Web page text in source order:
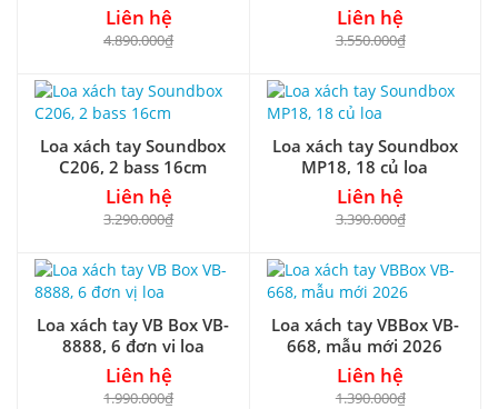
Liên hệ
4.890.000₫
Liên hệ
3.550.000₫
Loa xách tay Soundbox
C206, 2 bass 16cm
Liên hệ
3.290.000₫
Loa xách tay Soundbox
MP18, 18 củ loa
Liên hệ
3.390.000₫
Loa xách tay VB Box VB-
8888, 6 đơn vị loa
Liên hệ
1.990.000₫
Loa xách tay VBBox VB-
668, mẫu mới 2026
Liên hệ
1.390.000₫